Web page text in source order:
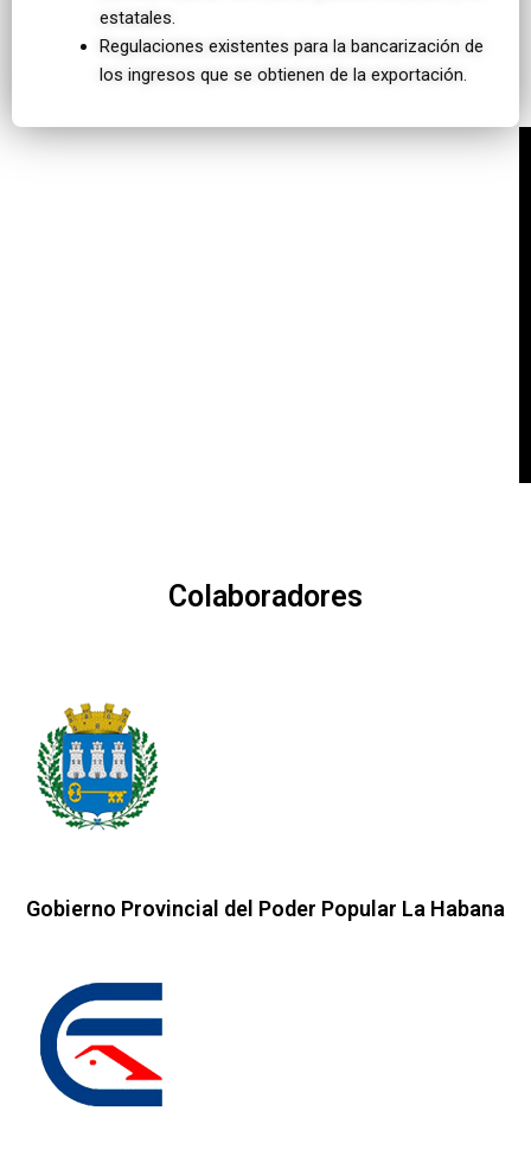
estatales.
Regulaciones existentes para la bancarización de
los ingresos que se obtienen de la exportación.
Colaboradores
Gobierno Provincial del Poder Popular La Habana